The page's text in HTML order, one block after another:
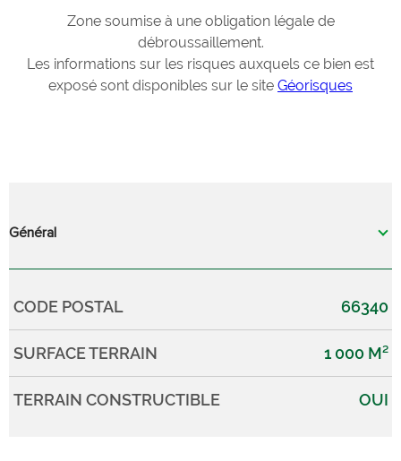
Zone soumise à une obligation légale de
débroussaillement.
Les informations sur les risques auxquels ce bien est
exposé sont disponibles sur le site Géorisques
Général
Caractérisque Valeurs
CODE POSTAL 66340
SURFACE TERRAIN 1 000 M²
TERRAIN CONSTRUCTIBLE OUI